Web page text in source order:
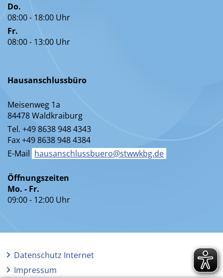
Do.
08:00 - 18:00 Uhr
Fr.
08:00 - 13:00 Uhr
Hausanschlussbüro
Meisenweg 1a
84478 Waldkraiburg
Tel. +49 8638 948 4343
Fax +49 8638 948 4384
E-Mail hausanschlussbuero@stwwkbg.de
Öffnungszeiten
Mo. - Fr.
09:00 - 12:00 Uhr
Datenschutz Internet
Impressum